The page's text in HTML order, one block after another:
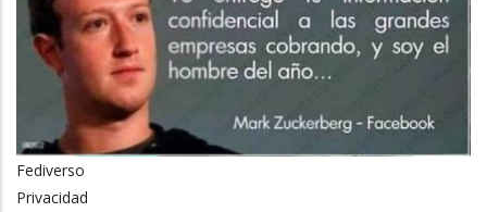
Fediverso
Privacidad